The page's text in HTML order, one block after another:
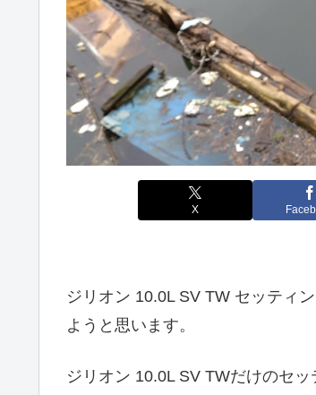
X
ジリオン 10.0L SV TW セッティ
ようと思います。
ジリオン 10.0L SV TWだけのセ